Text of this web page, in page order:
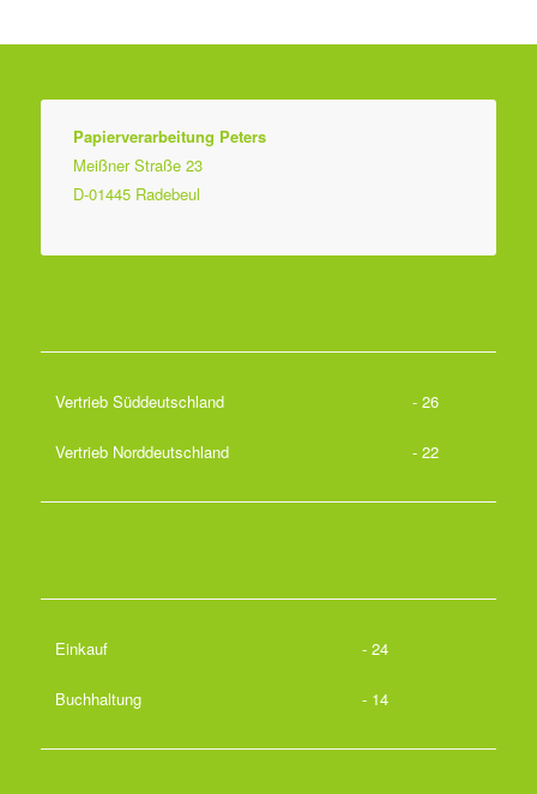
Papierverarbeitung Peters
Meißner Straße 23
D-01445 Radebeul
Vertrieb Süddeutschland - 26
Vertrieb Norddeutschland - 22
Einkauf - 24
Buchhaltung - 14